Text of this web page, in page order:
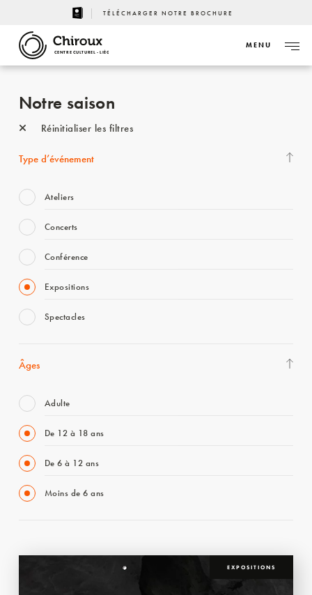
TÉLÉCHARGER NOTRE BROCHURE
CENTRE CULTUREL - LIÈGE
MENU
Notre saison
Réinitialiser les filtres
Type d’événement
Ateliers
Concerts
Conférence
Expositions
Spectacles
Âges
Adulte
De 12 à 18 ans
De 6 à 12 ans
Moins de 6 ans
EXPOSITIONS